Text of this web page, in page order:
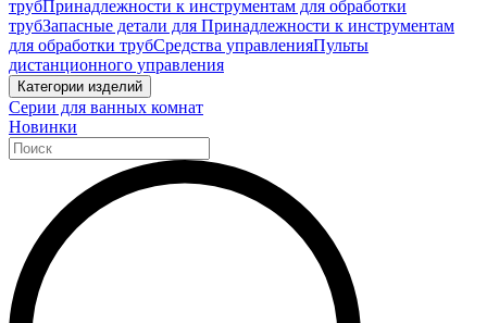
трубПринадлежности к инструментам для обработки
трубЗапасные детали для Принадлежности к инструментам
для обработки трубСредства управленияПульты
дистанционного управления
Категории изделий
Серии для ванных комнат
Новинки